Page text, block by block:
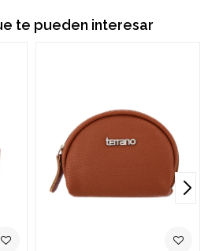
te pueden interesar